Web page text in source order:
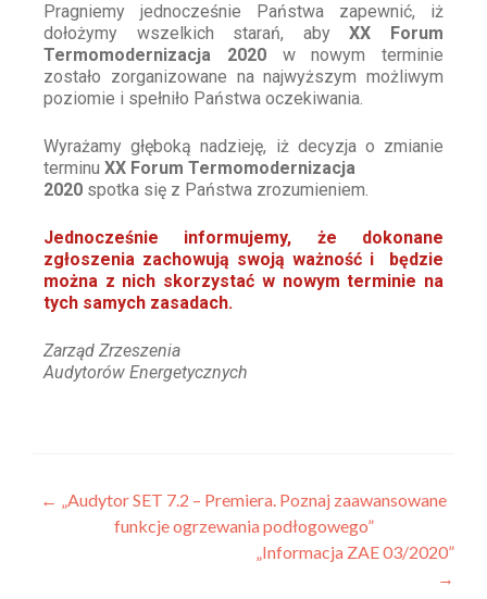
Pragniemy jednocześnie Państwa zapewnić, iż
dołożymy wszelkich starań, abyXX Forum
Termomodernizacja 2020w nowym terminie
zostało zorganizowane na najwyższym możliwym
poziomie i spełniło Państwa oczekiwania.
Wyrażamy głęboką nadzieję, iż decyzja o zmianie
terminu XX Forum Termomodernizacja
2020 spotka się z Państwa zrozumieniem.
Jednocześnie informujemy,
że dokonane
zgłoszenia zachowują swoją ważność i będzie
można z nich skorzystać w nowym terminie na
tych samych zasadach.
Zarząd Zrzeszenia
Audytorów Energetycznych
← „Audytor SET 7.2 – Premiera. Poznaj zaawansowane
funkcje ogrzewania podłogowego”
„Informacja ZAE 03/2020”
→